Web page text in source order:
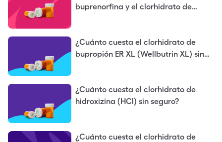
buprenorfina y el clorhidrato de
¿Cuánto cuesta el clorhidrato de
bupropión ER XL (Wellbutrin XL) sin
¿Cuánto cuesta el clorhidrato de
hidroxizina (HCl) sin seguro?
¿Cuánto cuesta el clorhidrato de